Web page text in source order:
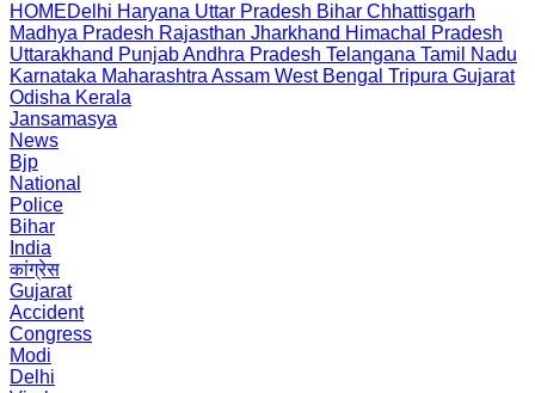
HOMEDelhi Haryana Uttar Pradesh Bihar Chhattisgarh
Madhya Pradesh Rajasthan Jharkhand Himachal Pradesh
Uttarakhand PunjabAndhra Pradesh Telangana Tamil Nadu
Karnataka Maharashtra Assam West Bengal Tripura Gujarat
Odisha Kerala
Jansamasya
News
Bjp
National
Police
Bihar
India
कांग्रेस
Gujarat
Accident
Congress
Modi
Delhi